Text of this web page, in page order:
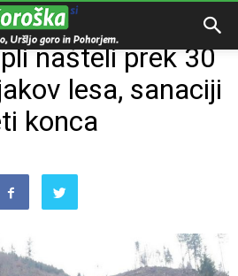
našteli prek 30
lesa, sanaciji
konca